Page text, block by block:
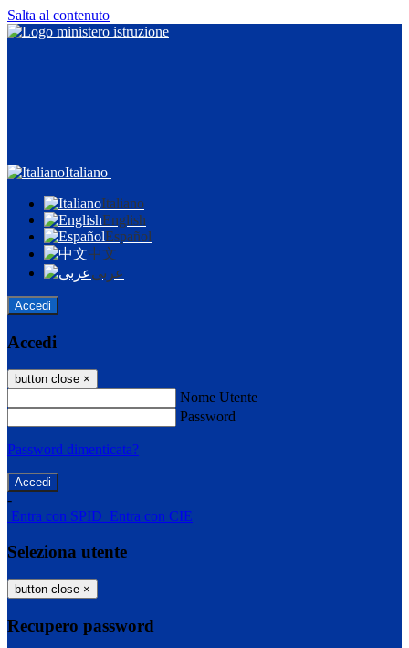
Salta al contenuto
Italiano
Italiano
English
Español
中文
عربى
Accedi
Accedi
button close ×
Nome Utente
Password
Password dimenticata?
-
Entra con SPID Entra con CIE
Seleziona utente
button close ×
Recupero password